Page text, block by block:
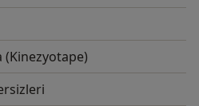
(Kinezyotape)